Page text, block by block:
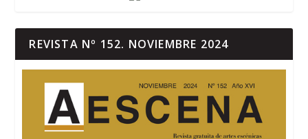
REVISTA Nº 152. NOVIEMBRE 2024